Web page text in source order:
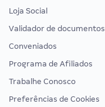
Loja Social
Validador de documentos
Conveniados
Programa de Afiliados
Trabalhe Conosco
Preferências de Cookies